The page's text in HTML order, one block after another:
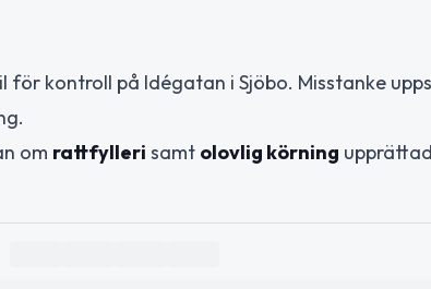
för kontroll på Idégatan i Sjöbo. Misstanke
om rattfylleri samt olovlig körning